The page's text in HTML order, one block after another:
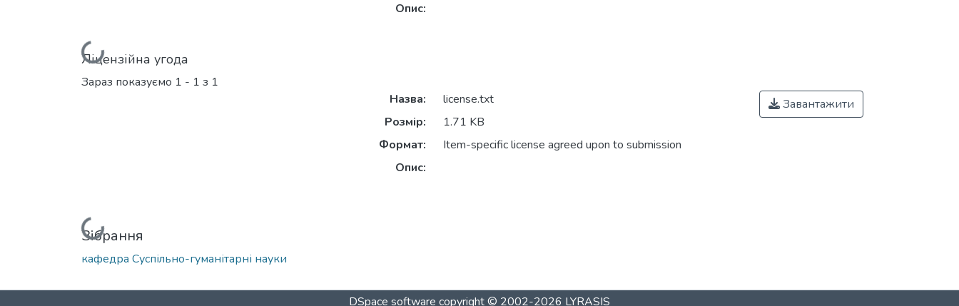
Вантажиться...
Опис:
Ліцензійна угода
Зараз показуємо 1 - 1 з 1
Вантажиться...
Назва:
license.txt
Розмір:
1.71 KB
Формат:
Item-specific license agreed upon to submission
Опис:
Завантажити
Зібрання
кафедра Суспільно-гуманітарні науки
DSpace software copyright © 2002-2026 LYRASIS